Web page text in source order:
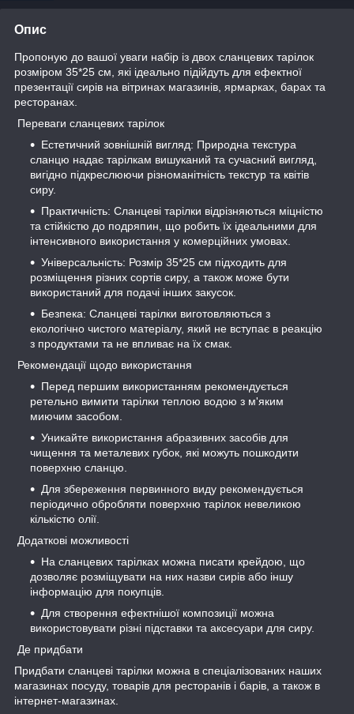
Опис
Пропоную до вашої уваги набір із двох сланцевих тарілок
розміром 35*25 см, які ідеально підійдуть для ефектної
презентації сирів на вітринах магазинів, ярмарках, барах та
ресторанах.
Переваги сланцевих тарілок
Естетичний зовнішній вигляд: Природна текстура
сланцю надає тарілкам вишуканий та сучасний вигляд,
вигідно підкреслюючи різноманітність текстур та квітів
сиру.
Практичність: Сланцеві тарілки відрізняються міцністю
та стійкістю до подряпин, що робить їх ідеальними для
інтенсивного використання у комерційних умовах.
Універсальність: Розмір 35*25 см підходить для
розміщення різних сортів сиру, а також може бути
використаний для подачі інших закусок.
Безпека: Сланцеві тарілки виготовляються з
екологічно чистого матеріалу, який не вступає в реакцію
з продуктами та не впливає на їх смак.
Рекомендації щодо використання
Перед першим використанням рекомендується
ретельно вимити тарілки теплою водою з м'яким
миючим засобом.
Уникайте використання абразивних засобів для
чищення та металевих губок, які можуть пошкодити
поверхню сланцю.
Для збереження первинного виду рекомендується
періодично обробляти поверхню тарілок невеликою
кількістю олії.
Додаткові можливості
На сланцевих тарілках можна писати крейдою, що
дозволяє розміщувати на них назви сирів або іншу
інформацію для покупців.
Для створення ефектнішої композиції можна
використовувати різні підставки та аксесуари для сиру.
Де придбати
Придбати сланцеві тарілки можна в спеціалізованих наших
магазинах посуду, товарів для ресторанів і барів, а також в
інтернет-магазинах.